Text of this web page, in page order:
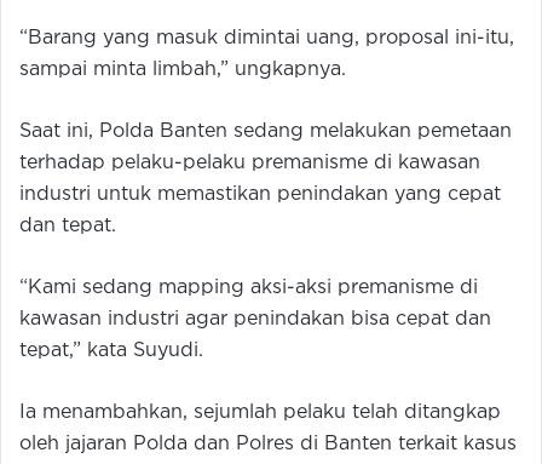
“Barang yang masuk dimintai uang, proposal ini-itu,
sampai minta limbah,” ungkapnya.
Saat ini, Polda Banten sedang melakukan pemetaan
terhadap pelaku-pelaku premanisme di kawasan
industri untuk memastikan penindakan yang cepat
dan tepat.
“Kami sedang mapping aksi-aksi premanisme di
kawasan industri agar penindakan bisa cepat dan
tepat,” kata Suyudi.
Ia menambahkan, sejumlah pelaku telah ditangkap
oleh jajaran Polda dan Polres di Banten terkait kasus